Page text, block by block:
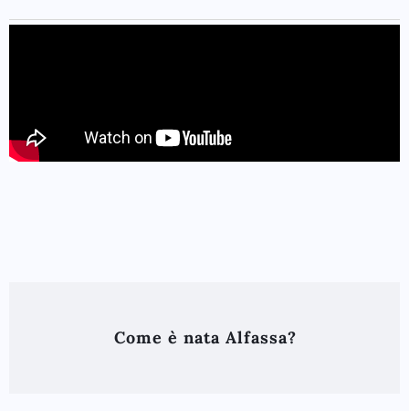
Come è nata Alfassa?